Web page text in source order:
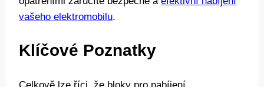
vašeho elektromobilu.
Klíčové Poznatky
Celkově lze říci, že bloky pro nabíjení